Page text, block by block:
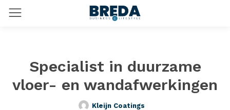
Specialist in duurzame
vloer- en wandafwerkingen
Kleijn Coatings